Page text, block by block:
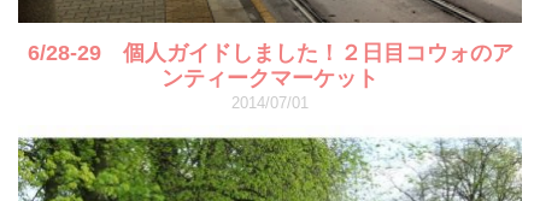
6/28-29 個人ガイドしました！２日目コウォのア
ンティークマーケット
2014/07/01